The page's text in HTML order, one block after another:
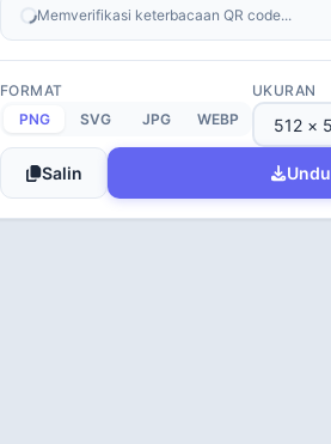
Memverifikasi keterbacaan QR code...
FORMAT
PNG
SVG JPG WEBP
UKURAN
Salin